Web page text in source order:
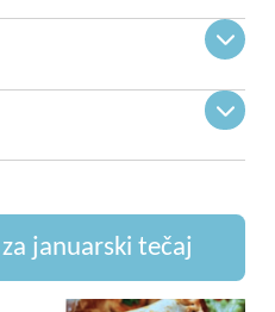
januarski tečaj